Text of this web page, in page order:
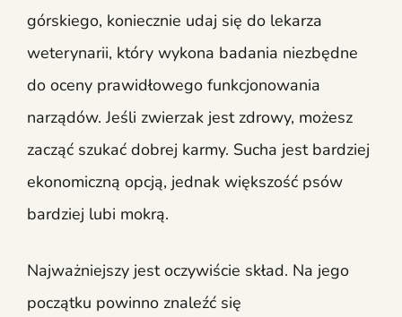
górskiego, koniecznie udaj się do lekarza
weterynarii, który wykona badania niezbędne
do oceny prawidłowego funkcjonowania
narządów. Jeśli zwierzak jest zdrowy, możesz
zacząć szukać dobrej karmy. Sucha jest bardziej
ekonomiczną opcją, jednak większość psów
bardziej lubi mokrą.
Najważniejszy jest oczywiście skład. Na jego
początku powinno znaleźć się